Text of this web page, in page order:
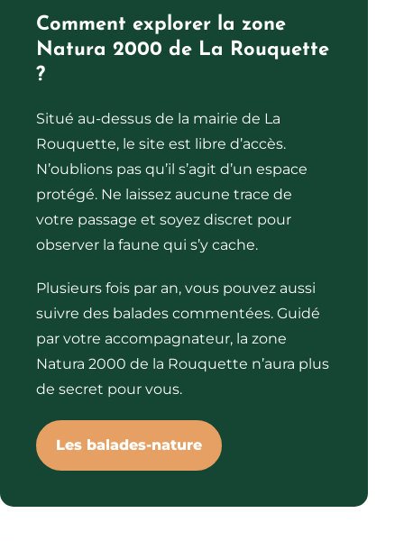
Comment explorer la zone
Natura 2000 de La Rouquette
?
Situé au-dessus de la mairie de La
Rouquette, le site est libre d’accès.
N’oublions pas qu’il s’agit d’un espace
protégé. Ne laissez aucune trace de
votre passage et soyez discret pour
observer la faune qui s’y cache.
Plusieurs fois par an, vous pouvez aussi
suivre des balades commentées. Guidé
par votre accompagnateur, la zone
Natura 2000 de la Rouquette n’aura plus
de secret pour vous.
Les balades-nature